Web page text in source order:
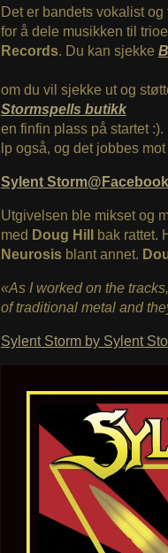
Det er bandets vokalist og
for å dele musikken til
Records. Du kan sjekke
om du vil sjekke ut og
Stormspells butikk
en finfin plass på startet
lp også, og det jobbes
Sylent Storm@Facebook
Utgivelsen ble mikset og
med Doug Hill bak rattet.
Neurosis blant annet.
«As I worked on the
of traditional metal and
Sylent Storm by Sylent